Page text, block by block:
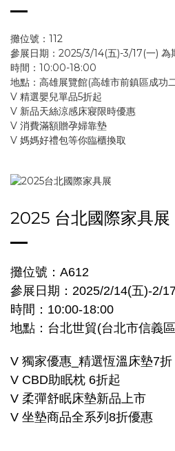
攤位號：112
參展日期：2025/3/14(五)-3/17(一) 為
時間：10:00-18:00
地點：高雄展覽館(高雄市前鎮區成功
V 精選嬰兒單品5折起
V 新品天絲涼感床寢限時優惠
V 消費滿額贈孕婦靠墊
V 媽媽好禮包等你臨櫃換取
2025 台北國際家具展
攤位號：A612
參展日期：2025/2/14(五)-2/
時間：10:00-18:00
地點：台北世貿(台北市信義
V 獨家優惠_精選恆溫床墊7折
V CBD助眠枕 6折起
V 柔彈舒眠床墊新品上市
V 坐墊商品全系列8折優惠